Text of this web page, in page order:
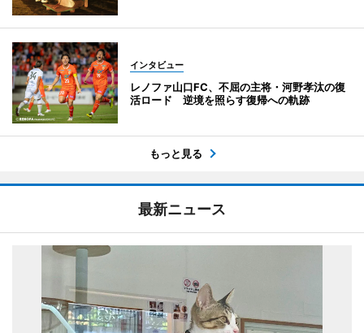
インタビュー
レノファ山口FC、不屈の主将・河野孝汰の復
活ロード 逆境を照らす復帰への軌跡
もっと見る
最新ニュース